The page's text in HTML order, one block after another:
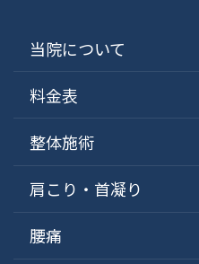
当院について
料金表
整体施術
肩こり・首凝り
腰痛